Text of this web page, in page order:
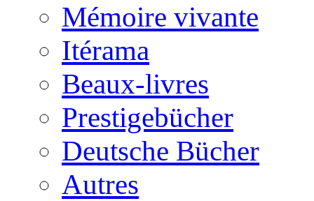
Mémoire vivante
Itérama
Beaux-livres
Prestigebücher
Deutsche Bücher
Autres